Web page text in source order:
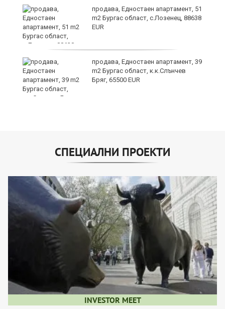
продава, Едностаен апартамент, 51
m2 Бургас област, с.Лозенец, 88638
EUR
продава, Едностаен апартамент, 39
m2 Бургас област, к.к.Слънчев
Бряг, 65500 EUR
СПЕЦИАЛНИ ПРОЕКТИ
INVESTOR MEET